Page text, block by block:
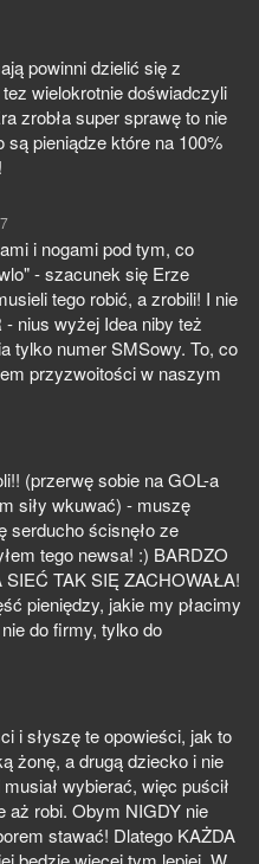
powinni dzielić się z
wielokrotnie doświadczyli
zrobła super sprawę to nie
są pieniądze które na 100%
i nogami pod tym, co
- szacunek się Erze
tego robić, a zrobili! I nie
nius wyżej Idea niby też
tylko numer SMSowy. To, co
przyzwoitości w naszym
(przerwę sobie na GOL-a
siły wkuwać) - muszę
serducho ścisnęło ze
tego newsa! :) BARDZO
TAK SIĘ ZACHOWAŁA!
pieniędzy, jakie my płacimy
do firmy, tylko do
i słyszę te opowieści, jak to
żonę, a drugą dziecko i nie
wybierać, więc puścił
aż robi. Obym NIGDY nie
stawać! Dlatego KAŻDA